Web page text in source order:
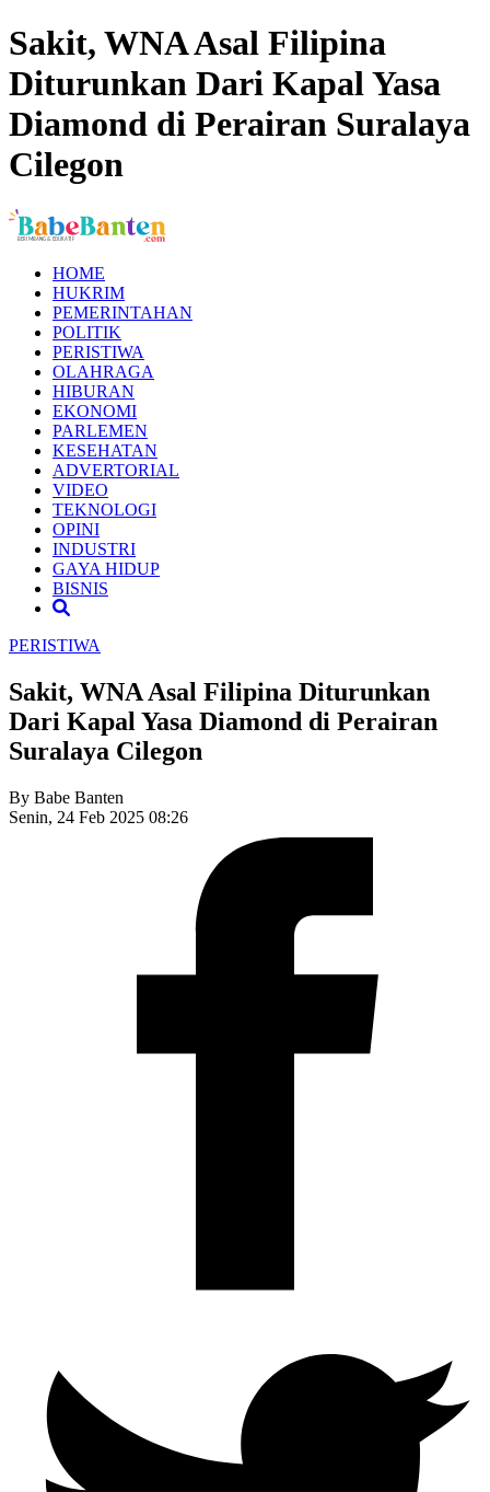
Sakit, WNA Asal Filipina
Diturunkan Dari Kapal Yasa
Diamond di Perairan Suralaya
Cilegon
HOME
HUKRIM
PEMERINTAHAN
POLITIK
PERISTIWA
OLAHRAGA
HIBURAN
EKONOMI
PARLEMEN
KESEHATAN
ADVERTORIAL
VIDEO
TEKNOLOGI
OPINI
INDUSTRI
GAYA HIDUP
BISNIS
PERISTIWA
Sakit, WNA Asal Filipina Diturunkan
Dari Kapal Yasa Diamond di Perairan
Suralaya Cilegon
By Babe Banten
Senin, 24 Feb 2025 08:26